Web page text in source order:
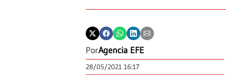
PorAgencia EFE
28/05/2021 16:17